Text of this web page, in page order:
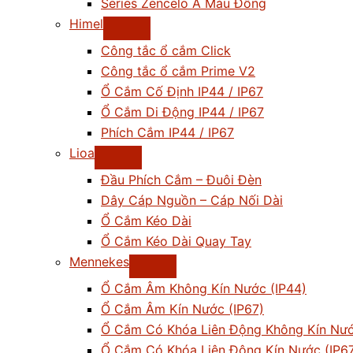
Series Zencelo A Màu Đồng
Himel
Công tắc ổ cắm Click
Công tắc ổ cắm Prime V2
Ổ Cắm Cố Định IP44 / IP67
Ổ Cắm Di Động IP44 / IP67
Phích Cắm IP44 / IP67
Lioa
Đầu Phích Cắm – Đuôi Đèn
Dây Cáp Nguồn – Cáp Nối Dài
Ổ Cắm Kéo Dài
Ổ Cắm Kéo Dài Quay Tay
Mennekes
Ổ Cắm Âm Không Kín Nước (IP44)
Ổ Cắm Âm Kín Nước (IP67)
Ổ Cắm Có Khóa Liên Động Không Kín